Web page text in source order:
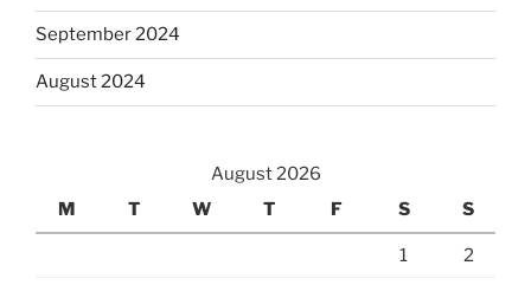
September 2024
August 2024
August 2026
M
T W T F S S
1 2